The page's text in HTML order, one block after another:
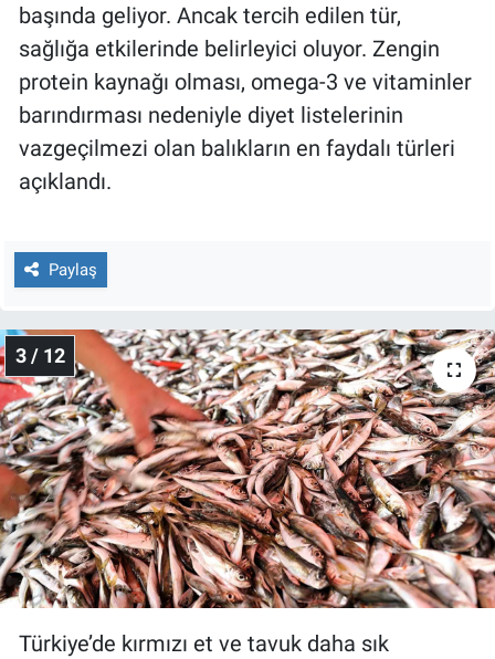
başında geliyor. Ancak tercih edilen tür,
sağlığa etkilerinde belirleyici oluyor. Zengin
protein kaynağı olması, omega-3 ve vitaminler
barındırması nedeniyle diyet listelerinin
vazgeçilmezi olan balıkların en faydalı türleri
açıklandı.
Paylaş
3 / 12
Türkiye’de kırmızı et ve tavuk daha sık
Yerel Yaşam
Canlı Yayın